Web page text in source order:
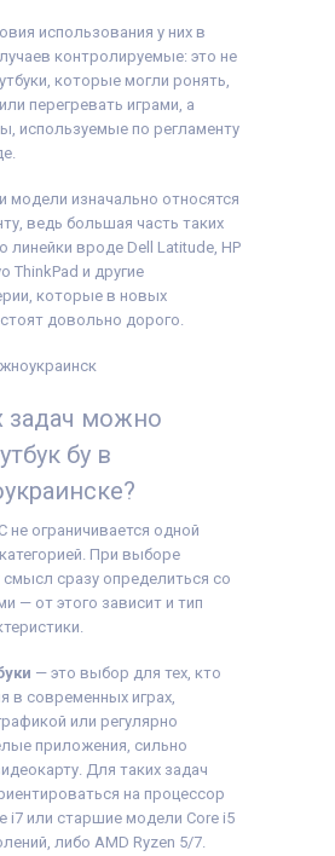
использования у них в
контролируемые: это не
которые могли ронять,
перегревать играми, а
используемые по регламенту
модели изначально относятся
ведь большая часть таких
линейки вроде Dell Latitude, HP
ThinkPad и другие
которые в новых
довольно дорого.
задач можно
бу в
не ограничивается одной
При выборе
смысл сразу определиться со
— от этого зависит и тип
— это выбор для тех, кто
в современных играх,
или регулярно
приложения, сильно
Для таких задач
на процессор
i7 или старшие модели Core i5
либо AMD Ryzen 5/7.